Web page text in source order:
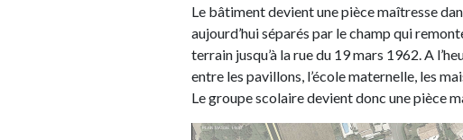
Le bâtiment devient une pièce maîtresse
aujourd’hui séparés par le champ qui
terrain jusqu’à la rue du 19 mars 1962. A
entre les pavillons, l’école maternelle, les
Le groupe scolaire devient donc une pièce